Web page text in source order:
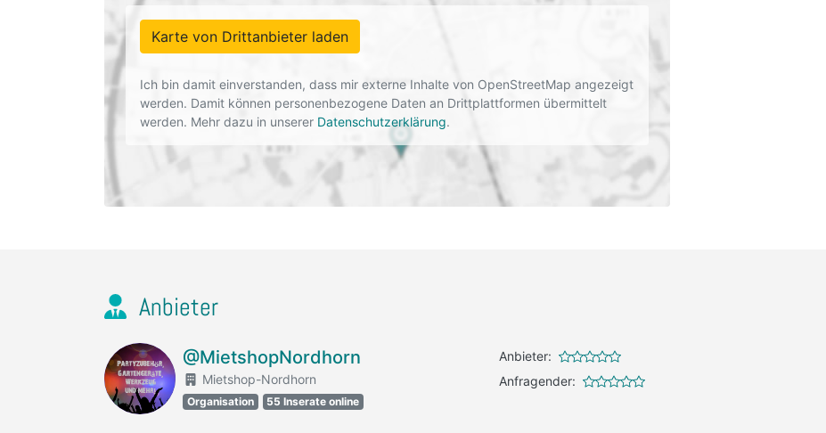
Karte von Drittanbieter laden
Ich bin damit einverstanden, dass mir externe Inhalte von OpenStreetMap angezeigt
werden. Damit können personenbezogene Daten an Drittplattformen übermittelt
werden. Mehr dazu in unserer Datenschutzerklärung.
Anbieter
@MietshopNordhorn
Mietshop-Nordhorn
Organisation 55 Inserate online
Anbieter:
Anfragender: